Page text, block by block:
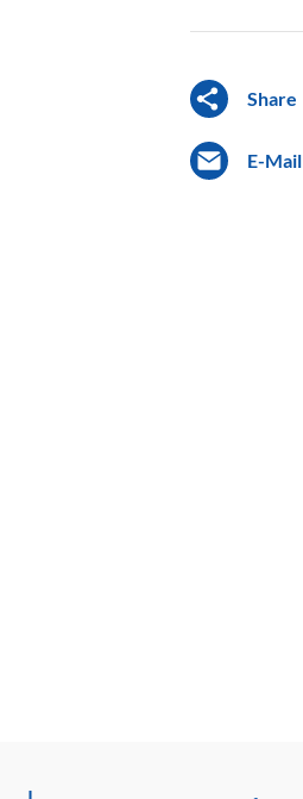
Share
E-Mail